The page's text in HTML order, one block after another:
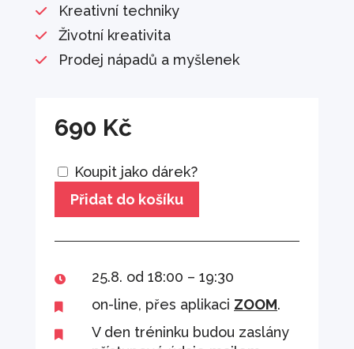
Kreativní techniky
Životní kreativita
Prodej nápadů a myšlenek
690 Kč
Koupit jako dárek?
Přidat do košíku
 25.8. od 18:00 – 19:30
 on-line, přes aplikaci ZOOM.

V den tréninku budou zaslány